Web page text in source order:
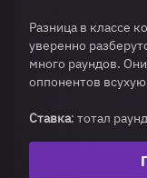
Разница в классе
уверенно
много раундов.
оппонентов
Ставка: тотал